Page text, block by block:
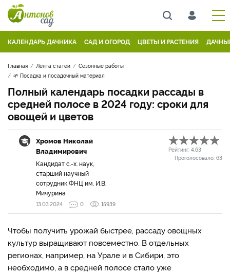
КАЛЕНДАРЬ ДАЧНИКА САД И ОГОРОД ЦВЕТЫ И РАСТЕНИЯ
Главная Лента статей
Сезонные работы
🌱 Посадка и посадочный материал
Полный календарь посадки рассады в
средней полосе в 2024 году: сроки для
овощей и цветов
Хромов Николай
Владимирович
Кандидат с.-х. наук,
старший научный
сотрудник ФНЦ им. И.В.
Мичурина
Рейтинг: 4.63
Проголосовало: 63
13.03.2024 0 15939
Чтобы получить урожай быстрее, рассаду овощных
культур выращивают повсеместно. В отдельных
регионах, например, на Урале и в Сибири, это
необходимо, а в средней полосе стало уже